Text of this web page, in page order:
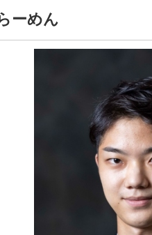
ーめん